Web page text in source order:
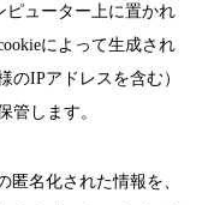
ピューター上に置かれ
によって生成され
のIPアドレスを含む）
管します。
匿名化された情報を、